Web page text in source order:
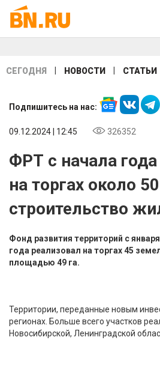
СЕГОДНЯ НОВОСТИ СТАТЬИ
Подпишитесь на нас:
09.12.2024 | 12:45 326352
ФРТ с начала
на торгах около
строительство
Фонд развития территорий с
года реализовал на торгах 45
площадью 49 га.
Территории, переданные новым
регионах. Больше всего участков
Новосибирской, Ленинградской